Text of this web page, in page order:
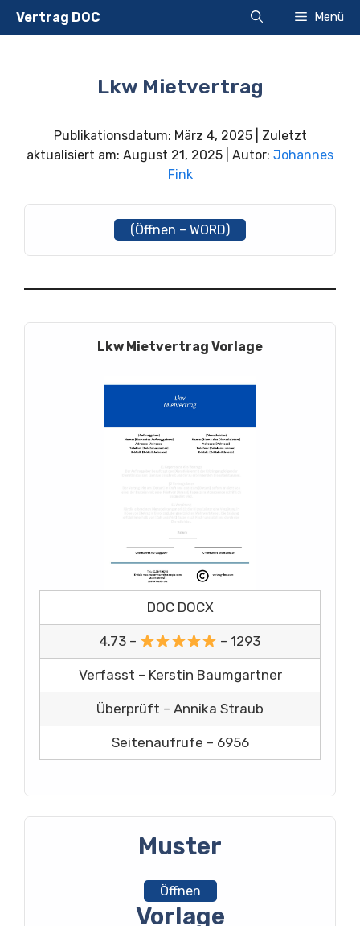
Zum
Vertrag DOC Menü
Lkw Mietvertrag
Publikationsdatum: März 4, 2025 | Zuletzt
aktualisiert am: August 21, 2025 | Autor: Johannes
Fink
(Öffnen – WORD)
Lkw Mietvertrag Vorlage
DOC DOCX
4.73 – – 1293
Verfasst – Kerstin Baumgartner
Überprüft – Annika Straub
Seitenaufrufe – 6956
Muster
Öffnen
Vorlage